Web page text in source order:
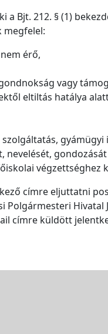
Bjt. 212. § (1)
megfelel:
érő,
vagy
eltiltás hatálya
címre eljuttatni
Polgármesteri
címre küldött